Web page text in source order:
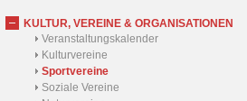
KULTUR, VEREINE & ORGANISATIONEN
Veranstaltungskalender
Kulturvereine
Sportvereine
Soziale Vereine